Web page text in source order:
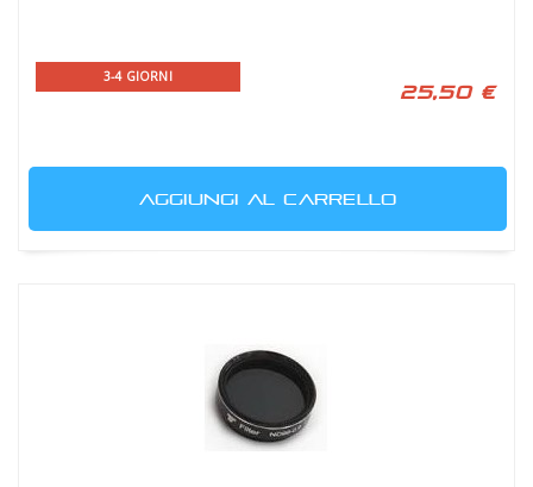
3-4 GIORNI
25,50 €
AGGIUNGI AL CARRELLO